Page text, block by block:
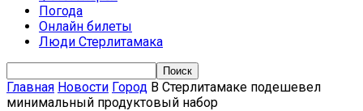
Погода
Онлайн билеты
Люди Стерлитамака
Главная Новости Город В Стерлитамаке подешевел
минимальный продуктовый набор